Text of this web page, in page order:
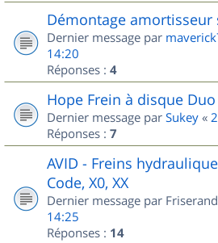
Démontage amortisseur
Dernier message par
14:20
Réponses : 4
Hope Frein à disque Duo
Dernier message par Sukey «
Réponses : 7
AVID - Freins
Code, X0, XX
Dernier message par
14:25
Réponses : 14